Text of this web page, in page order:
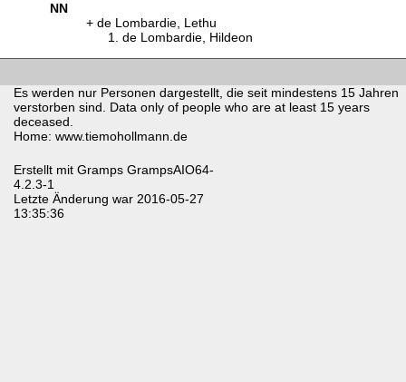
NN
de Lombardie, Lethu
de Lombardie, Hildeon
Es werden nur Personen dargestellt, die seit mindestens 15 Jahren
verstorben sind. Data only of people who are at least 15 years
deceased.
Home: www.tiemohollmann.de
Erstellt mit Gramps GrampsAIO64-
4.2.3-1
Letzte Änderung war 2016-05-27
13:35:36